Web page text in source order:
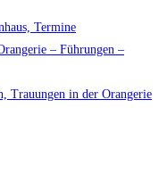
Termine
– Führungen –
Trauungen in der Orangerie